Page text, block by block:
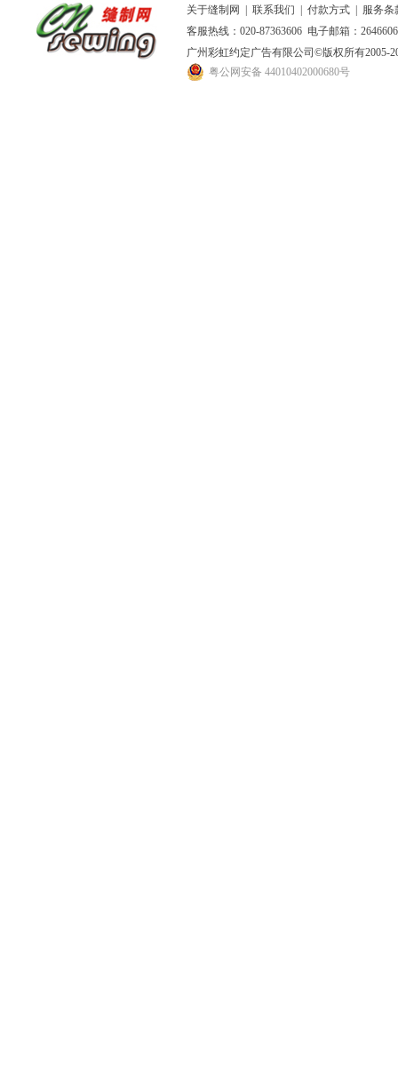
关于缝制网 联系我们 付款方式
服务条
客服热线：020-87363606 电子邮箱：
广州彩虹约定广告有限公司 ©版权所有2005-
粤公网安备 44010402000680号